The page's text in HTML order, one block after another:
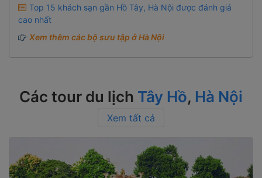
Top 15 khách sạn gần Hồ Tây, Hà Nội được đánh giá
cao nhất
Xem thêm các bộ sưu tập ở Hà Nội
Các tour du lịch Tây Hồ, Hà Nội
Xem tất cả